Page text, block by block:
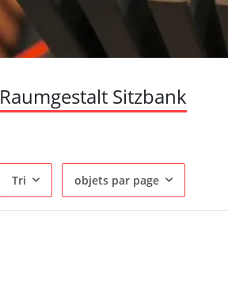
Raumgestalt Sitzbank
Tri objets par page